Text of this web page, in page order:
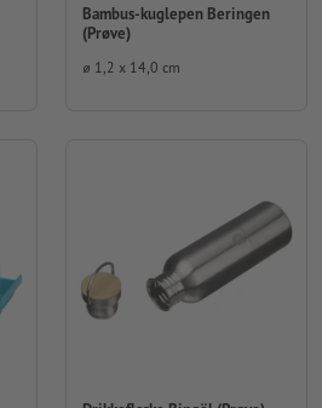
Bambus-kuglepen Beringen
(Prøve)
⌀ 1,2 x 14,0 cm